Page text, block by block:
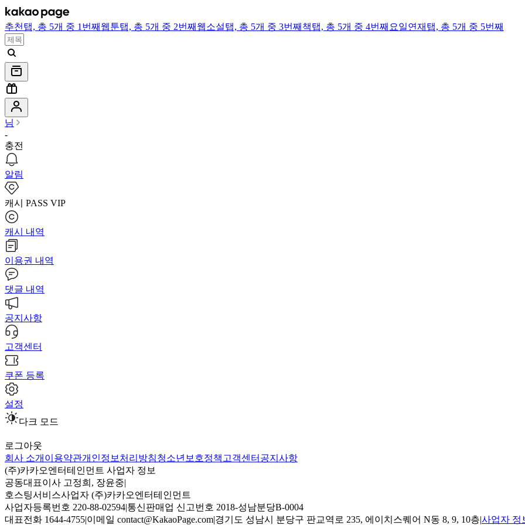
추천 탭, 총 5개 중 1번째 웹툰탭, 총 5개 중 2번째 웹소설탭, 총 5개 중 3번째 책탭, 총 5개 중 4번째 요일연재 탭, 총 5개 중 5번째
님
-
충전
알림
캐시 PASS VIP
캐시 내역
이용권 내역
댓글 내역
공지사항
고객센터
쿠폰 등록
설정
다크 모드
로그아웃
회사 소개 이용약관개인정보처리방침청소년보호정책 고객센터 공지사항
(주)카카오엔터테인먼트 사업자 정보
공동대표이사 고정희, 장윤중|
호스팅서비스사업자 (주)카카오엔터테인먼트
사업자등록번호 220-88-02594|통신판매업 신고번호 2018-성남분당B-0004
대표전화 1644-4755|이메일 contact@KakaoPage.com|경기도 성남시 분당구 판교역로 235, 에이치스퀘어 N동 8, 9, 10층|사업자 정